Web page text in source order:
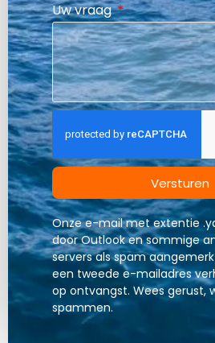
Uw vraag
Versturen
Onze e-mail met extentie
door Outlook en sommige
servers als spam
een tweede e-mailadres
op ontvangst. Wees gerust,
spammen.